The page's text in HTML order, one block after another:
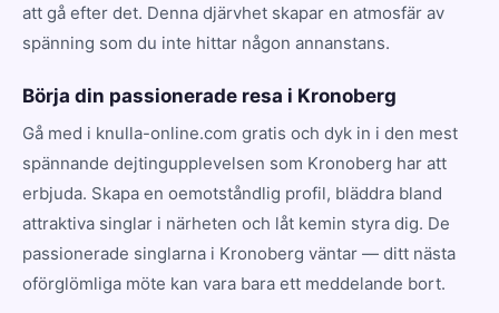
att gå efter det. Denna djärvhet skapar en atmosfär av
spänning som du inte hittar någon annanstans.
Börja din passionerade resa i Kronoberg
Gå med i knulla-online.com gratis och dyk in i den mest
spännande dejtingupplevelsen som Kronoberg har att
erbjuda. Skapa en oemotståndlig profil, bläddra bland
attraktiva singlar i närheten och låt kemin styra dig. De
passionerade singlarna i Kronoberg väntar — ditt nästa
oförglömliga möte kan vara bara ett meddelande bort.